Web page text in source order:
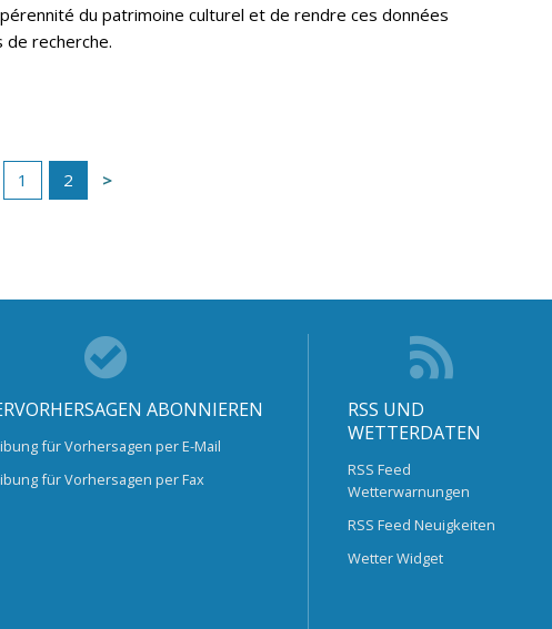
du patrimoine culturel et de rendre ces données
recherche.
1 2
ABONNIEREN
für Vorhersagen per E-Mail
für Vorhersagen per Fax
RSS UND
WETTERDATEN
RSS Feed
Wetterwarnungen
RSS Feed Neuigkeiten
Wetter Widget